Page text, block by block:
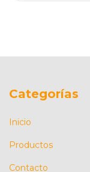
Categorías
Inicio
Productos
Contacto